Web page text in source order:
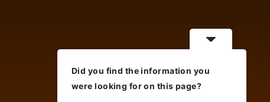
Did you find the information you
were looking for on this page?